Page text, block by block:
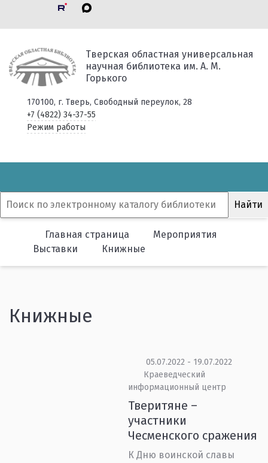
Тверская областная универсальная
научная библиотека им. А. М.
Горького
170100, г. Тверь, Свободный переулок, 28
+7 (4822) 34-37-55
Режим работы
Главная страница
Мероприятия
Выставки
Книжные
Книжные
05.07.2022 - 19.07.2022
Краеведческий
информационный центр
Тверитяне –
участники
Чесменского сражения
К Дню воинской славы